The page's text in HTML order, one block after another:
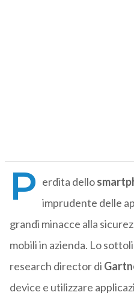
P erdita dello
imprudente delle
grandi minacce alla
mobili in azienda. Lo
research director di
device e utilizzare